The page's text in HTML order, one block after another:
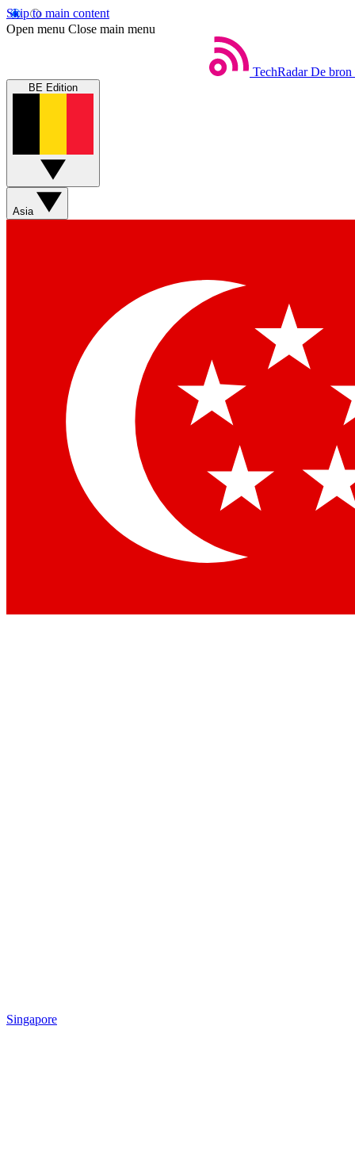
Skip to main content
Open menu Close main menu
TechRadar De bron
BE Edition
Asia
Singapore